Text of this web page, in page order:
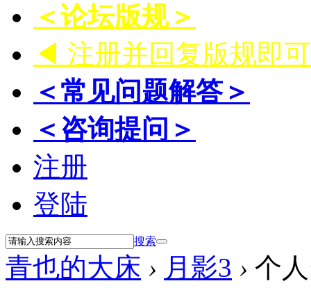
＜论坛版规＞
◀ 注册并回复版规即
＜常见问题解答＞
＜咨询提问＞
注册
登陆
搜索
青也的大床 › 月影3 › 个